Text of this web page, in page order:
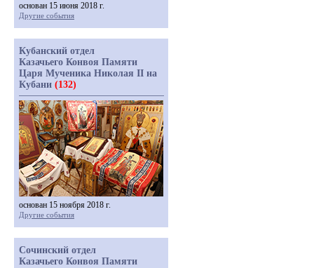
основан 15 июня 2018 г.
Другие события
Кубанский отдел
Казачьего Конвоя Памяти
Царя Мученика Николая II на
Кубани (132)
основан 15 ноября 2018 г.
Другие события
Сочинский отдел
Казачьего Конвоя Памяти